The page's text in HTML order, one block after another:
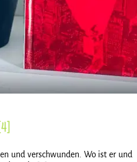
und verschwunden. Wo ist er und